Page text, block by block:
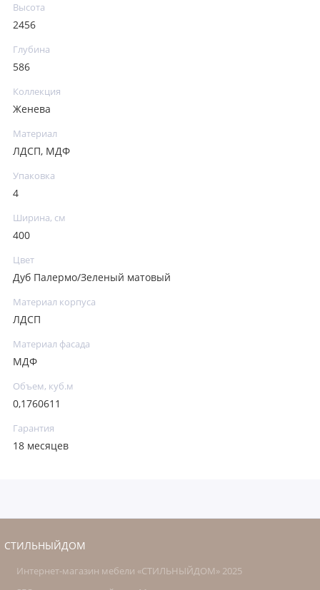
Высота
2456
Глубина
586
Коллекция
Женева
Материал
ЛДСП, МДФ
Упаковка
4
Ширина, см
400
Цвет
Дуб Палермо/Зеленый матовый
Материал корпуса
ЛДСП
Материал фасада
МДФ
Объем, куб.м
0,1760611
Гарантия
18 месяцев
СТИЛЬНЫЙДОМ
Интернет-магазин мебели «СТИЛЬНЫЙДОМ» 2025